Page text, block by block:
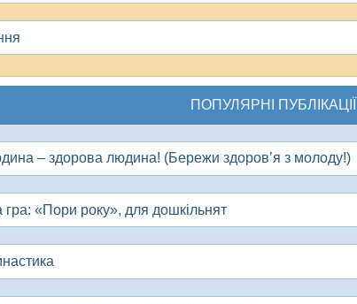
ПОПУЛЯРНІ ПУБЛІКАЦІЇ
– здорова людина! (Бережи здоров’я з молоду!)
гра: «Пори року», для дошкільнят